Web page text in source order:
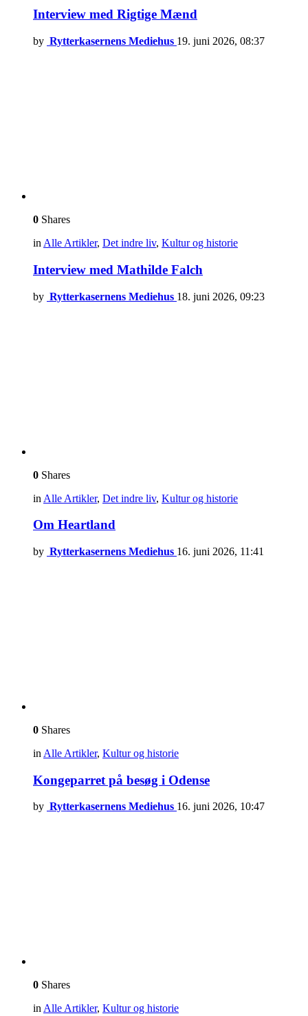
Interview med Rigtige Mænd
by Rytterkasernens Mediehus 19. juni 2026, 08:37
0 Shares
in Alle Artikler, Det indre liv, Kultur og historie
Interview med Mathilde Falch
by Rytterkasernens Mediehus 18. juni 2026, 09:23
0 Shares
in Alle Artikler, Det indre liv, Kultur og historie
Om Heartland
by Rytterkasernens Mediehus 16. juni 2026, 11:41
0 Shares
in Alle Artikler, Kultur og historie
Kongeparret på besøg i Odense
by Rytterkasernens Mediehus 16. juni 2026, 10:47
0 Shares
inAlle Artikler, Kultur og historie